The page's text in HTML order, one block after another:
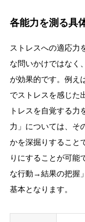
各能力を測る具
ストレスへの適応力
な問いかけではなく
が効果的です。例え
でストレスを感じた
トレスを自覚する力
力」については、そ
かを深掘りすること
りにすることが可
な行動→結果の把握
基本となります。